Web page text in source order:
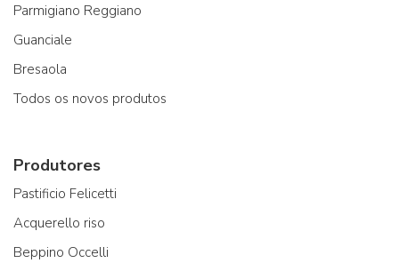
Parmigiano Reggiano
Guanciale
Bresaola
Todos os novos produtos
Produtores
Pastificio Felicetti
Acquerello riso
Beppino Occelli